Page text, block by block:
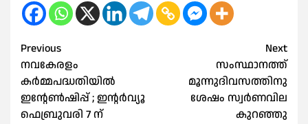
Post
navigation
Previous
നവകേരളം
കര്‍മ്മപദ്ധതിയില്‍
ഇന്റേണ്‍ഷിപ്പ് ; ഇന്റര്‍വ്യൂ
ഫെബ്രുവരി 7 ന്
Next
സംസ്ഥാനത്ത്
മൂന്നുദിവസത്തിനു
ശേഷം സ്വർണവില
കുറഞ്ഞു